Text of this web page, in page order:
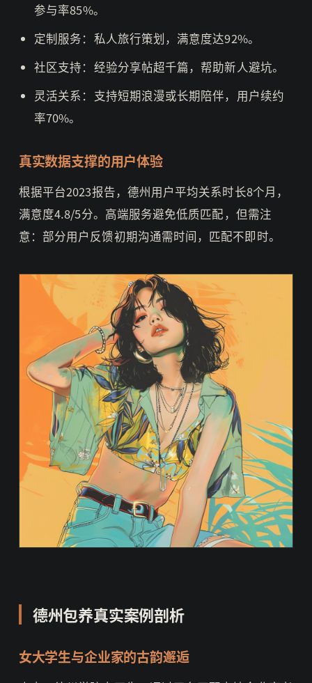
参与率85%。
定制服务：私人旅行策划，满意度达92%。
社区支持：经验分享帖超千篇，帮助新人避坑。
灵活关系：支持短期浪漫或长期陪伴，用户续约
率70%。
真实数据支撑的用户体验
根据平台2023报告，德州用户平均关系时长8个月，
满意度4.8/5分。高端服务避免低质匹配，但需注
意：部分用户反馈初期沟通需时间，匹配不即时。
德州包养真实案例剖析
女大学生与企业家的古韵邂逅